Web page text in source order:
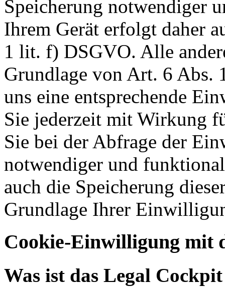
Speicherung notwendiger
Ihrem Gerät erfolgt daher
1 lit. f) DSGVO. Alle
Grundlage von Art. 6 Abs.
uns eine entsprechende
Sie jederzeit mit Wirkung
Sie bei der Abfrage der
notwendiger und
auch die Speicherung
Grundlage Ihrer
Cookie-Einwilligung mit
Was ist das Legal